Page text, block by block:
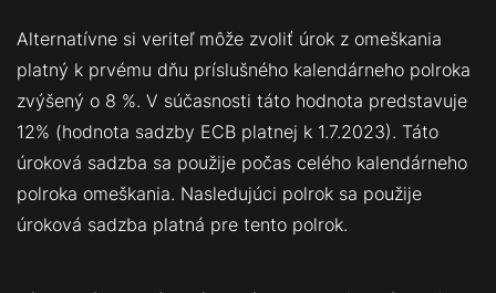
Alternatívne si veriteľ môže zvoliť úrok z omeškania
platný k prvému dňu príslušného kalendárneho polroka
zvýšený o 8 %. V súčasnosti táto hodnota predstavuje
12% (hodnota sadzby ECB platnej k 1.7.2023). Táto
úroková sadzba sa použije počas celého kalendárneho
polroka omeškania. Nasledujúci polrok sa použije
úroková sadzba platná pre tento polrok.